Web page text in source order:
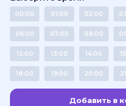
00:00 01:00 02:00
06:00 07:00 08:00
12:00 13:00 14:00
18:00 19:00 20:00
Добавить в